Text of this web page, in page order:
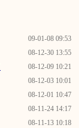
09-01-08 09:53
08-12-30 13:55
08-12-09 10:21
08-12-03 10:01
08-12-01 10:47
08-11-24 14:17
08-11-13 10:18